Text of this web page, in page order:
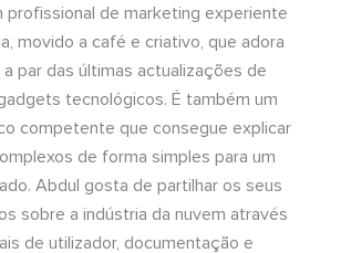
profissional de marketing experiente
movido a café e criativo, que adora
par das últimas actualizações de
tecnológicos. É também um
competente que consegue explicar
de forma simples para um
Abdul gosta de partilhar os seus
sobre a indústria da nuvem através
de utilizador, documentação e